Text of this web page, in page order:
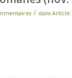
/ dans Article